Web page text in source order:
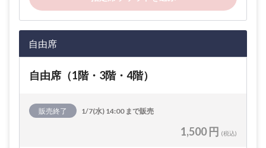
自由席
自由席（1階・3階・4階）
販売終了 1/7(水) 14:00 まで販売
1,500 円 (税込)